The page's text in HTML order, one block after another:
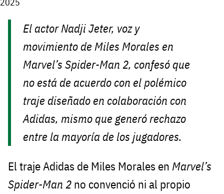
El actor Nadji Jeter, voz y
movimiento de Miles Morales en
Marvel’s Spider-Man 2, confesó que
no está de acuerdo con el polémico
traje diseñado en colaboración con
Adidas, mismo que generó rechazo
entre la mayoría de los jugadores.
El traje Adidas de Miles Morales en Marvel’s
Spider-Man 2 no convenció ni al propio